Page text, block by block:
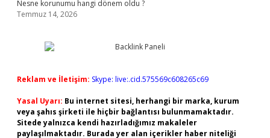
Nesne korunumu hangi dönem oldu ?
Temmuz 14, 2026
Reklam ve İletişim: Skype: live:.cid.575569c608265c69
Yasal Uyarı: Bu internet sitesi, herhangi bir marka, kurum
veya şahıs şirketi ile hiçbir bağlantısı bulunmamaktadır.
Sitede yalnızca kendi hazırladığımız makaleler
paylaşılmaktadır. Burada yer alan içerikler haber niteliği